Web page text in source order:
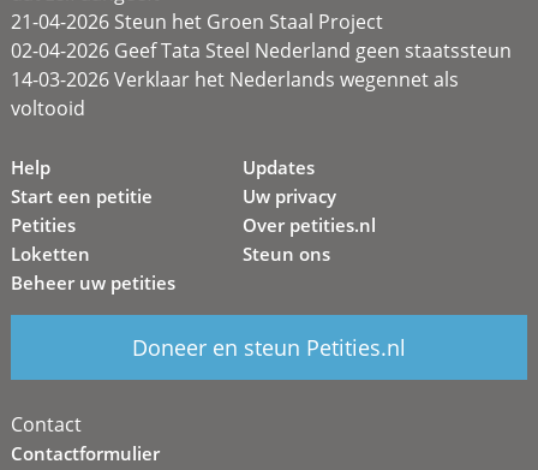
21-04-2026 Steun het Groen Staal Project
02-04-2026 Geef Tata Steel Nederland geen staatssteun
14-03-2026 Verklaar het Nederlands wegennet als
voltooid
Help
Start een petitie
Petities
Loketten
Beheer uw petities
Updates
Uw privacy
Over petities.nl
Steun ons
Doneer en steun Petities.nl
Contact
Contactformulier